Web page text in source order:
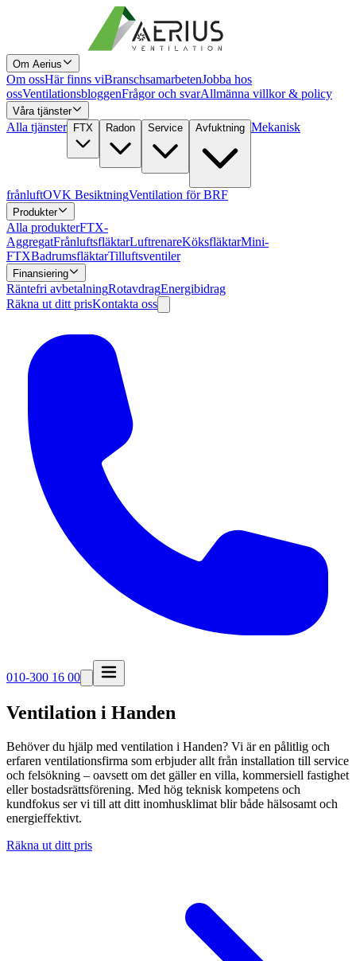
Om Aerius
Om ossHär finns viBranschsamarbetenJobba hos
ossVentilationsbloggenFrågor och svarAllmänna villkor & policy
Våra tjänster
Alla tjänster FTX Radon Service Avfuktning Mekanisk
frånluftOVK BesiktningVentilation för BRF
Produkter
Alla produkterFTX-
AggregatFrånluftsfläktarLuftrenareKöksfläktarMini-
FTXBadrumsfläktarTilluftsventiler
Finansiering
Räntefri avbetalningRotavdragEnergibidrag
Räkna ut ditt prisKontakta oss
010-300 16 00
Ventilation i Handen
Behöver du hjälp med ventilation i Handen? Vi är en pålitlig och
erfaren ventilationsfirma som erbjuder allt från installation till service
och felsökning – oavsett om det gäller en villa, kommersiell fastighet
eller bostadsrättsförening. Med hög teknisk kompetens och
kundfokus ser vi till att ditt inomhusklimat blir både hälsosamt och
energieffektivt.
Räkna ut ditt pris